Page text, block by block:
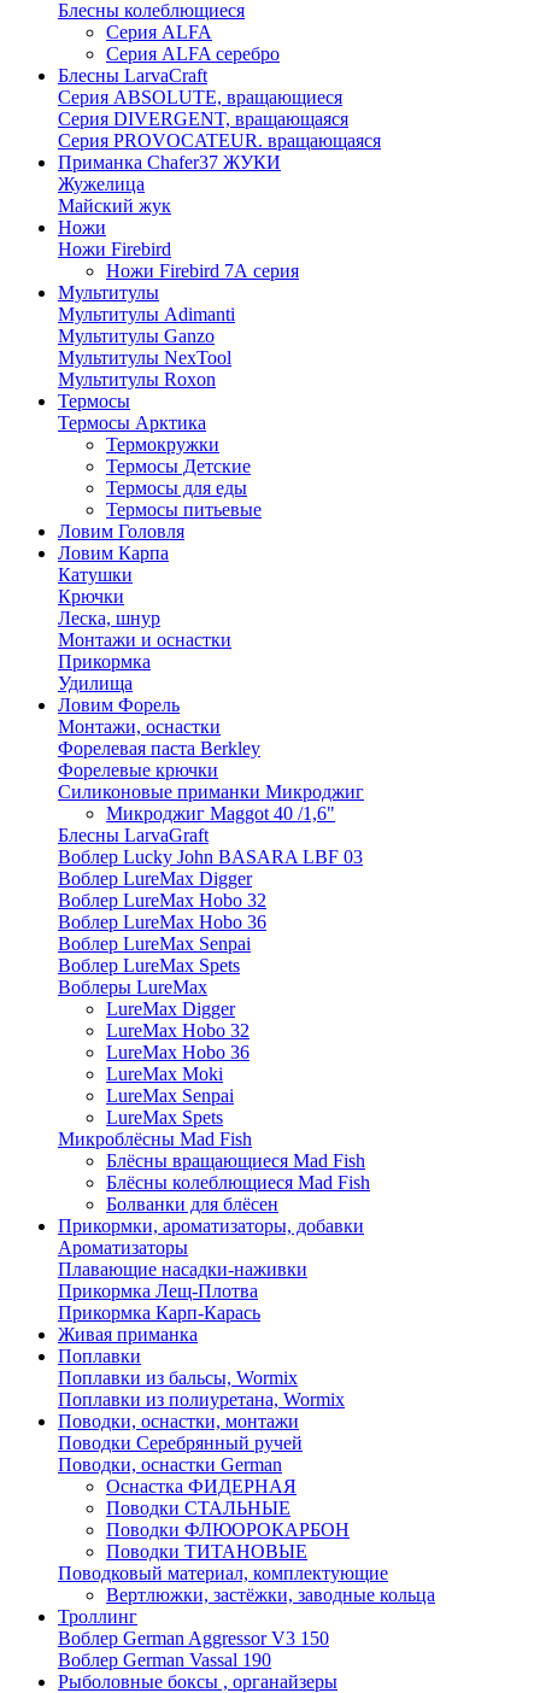
Блесны колеблющиеся
Серия ALFA
Серия ALFA серебро
Блесны LarvaCraft
Серия ABSOLUTE, вращающиеся
Серия DIVERGENT, вращающаяся
Серия PROVOCATEUR. вращающаяся
Приманка Chafer37 ЖУКИ
Жужелица
Майский жук
Ножи
Ножи Firebird
Ножи Firebird 7А серия
Мультитулы
Мультитулы Adimanti
Мультитулы Ganzo
Мультитулы NexTool
Мультитулы Roxon
Термосы
Термосы Арктика
Термокружки
Термосы Детские
Термосы для еды
Термосы питьевые
Ловим Головля
Ловим Карпа
Катушки
Крючки
Леска, шнур
Монтажи и оснастки
Прикормка
Удилища
Ловим Форель
Монтажи, оснастки
Форелевая паста Berkley
Форелевые крючки
Силиконовые приманки Микроджиг
Микроджиг Maggot 40 /1,6"
Блесны LarvaGraft
Воблер Lucky John BASARA LBF 03
Воблер LureMax Digger
Воблер LureMax Hobo 32
Воблер LureMax Hobo 36
Воблер LureMax Senpai
Воблер LureMax Spets
Воблеры LureMax
LureMax Digger
LureMax Hobo 32
LureMax Hobo 36
LureMax Moki
LureMax Senpai
LureMax Spets
Микроблёсны Mad Fish
Блёсны вращающиеся Mad Fish
Блёсны колеблющиеся Mad Fish
Болванки для блёсен
Прикормки, ароматизаторы, добавки
Ароматизаторы
Плавающие насадки-наживки
Прикормка Лещ-Плотва
Прикормка Карп-Карась
Живая приманка
Поплавки
Поплавки из бальсы, Wormix
Поплавки из полиуретана, Wormix
Поводки, оснастки, монтажи
Поводки Серебрянный ручей
Поводки, оснастки German
Оснастка ФИДЕРНАЯ
Поводки СТАЛЬНЫЕ
Поводки ФЛЮОРОКАРБОН
Поводки ТИТАНОВЫЕ
Поводковый материал, комплектующие
Вертлюжки, застёжки, заводные кольца
Троллинг
Воблер German Aggressor V3 150
Воблер German Vassal 190
Рыболовные боксы , органайзеры